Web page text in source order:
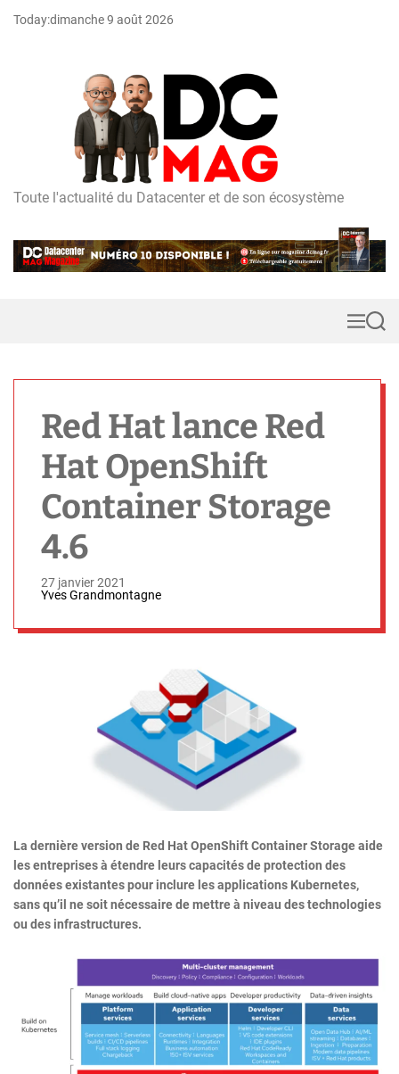
Today:dimanche 9 août 2026
D
m
a
Toute l'actualité du Datacenter et de son écosystème
MS
Red Hat lance Red
Hat OpenShift
Container Storage
4.6
27 janvier 2021
Yves Grandmontagne
La dernière version de Red Hat OpenShift Container Storage aide
les entreprises à étendre leurs capacités de protection des
données existantes pour inclure les applications Kubernetes,
sans qu’il ne soit nécessaire de mettre à niveau des technologies
ou des infrastructures.